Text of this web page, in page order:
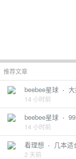
推荐文章
beebee星球 ·
14 小时前
beebee星球 ·
14 小时前
看理想 · 几本
2 天前